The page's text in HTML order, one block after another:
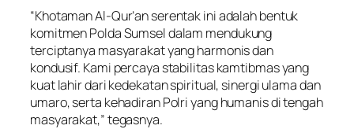
“Khotaman Al-Qur’an serentak ini adalah bentuk
komitmen Polda Sumsel dalam mendukung
terciptanya masyarakat yang harmonis dan
kondusif. Kami percaya stabilitas kamtibmas yang
kuat lahir dari kedekatan spiritual, sinergi ulama dan
umaro, serta kehadiran Polri yang humanis di tengah
masyarakat,” tegasnya.